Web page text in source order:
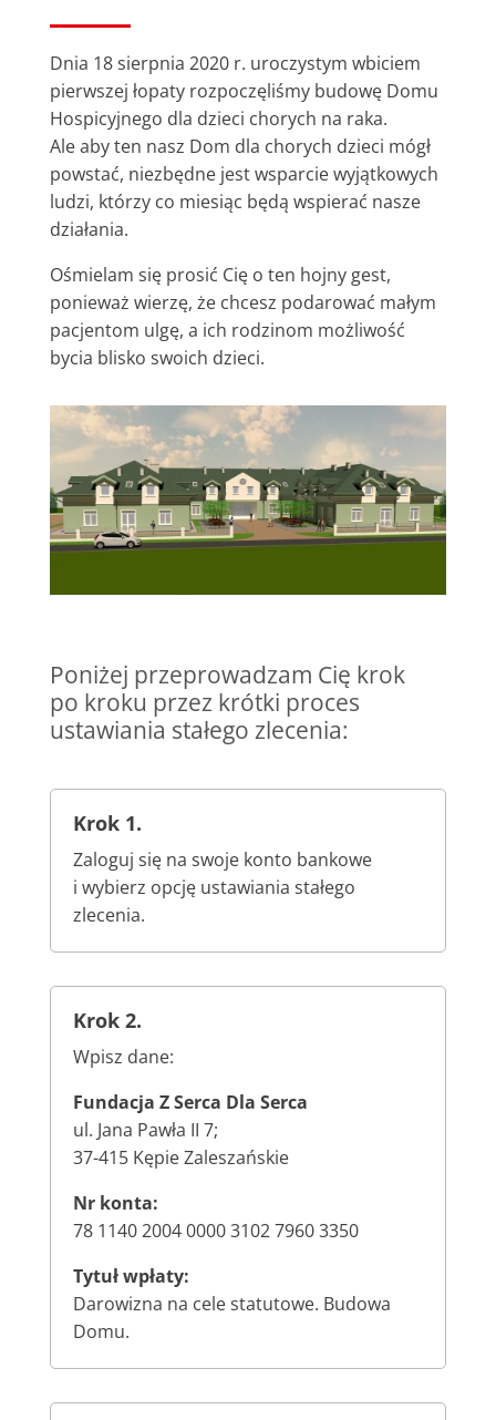
Dnia 18 sierpnia 2020 r. uroczystym wbiciem
pierwszej łopaty rozpoczęliśmy budowę Domu
Hospicyjnego dla dzieci chorych na raka.
Ale aby ten nasz Dom dla chorych dzieci mógł
powstać, niezbędne jest wsparcie wyjątkowych
ludzi, którzy co miesiąc będą wspierać nasze
działania.
Ośmielam się prosić Cię o ten hojny gest,
ponieważ wierzę, że chcesz podarować małym
pacjentom ulgę, a ich rodzinom możliwość
bycia blisko swoich dzieci.
Poniżej przeprowadzam Cię krok
po kroku przez krótki proces
ustawiania stałego zlecenia:
Krok 1.
Zaloguj się na swoje konto bankowe
i wybierz opcję ustawiania stałego
zlecenia.
Krok 2.
Wpisz dane:
Fundacja Z Serca Dla Serca
ul. Jana Pawła II 7;
37-415 Kępie Zaleszańskie
Nr konta:
78 1140 2004 0000 3102 7960 3350
Tytuł wpłaty:
Darowizna na cele statutowe. Budowa
Domu.